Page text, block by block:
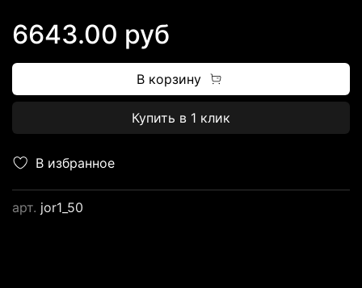
В избранное
арт. jor1_50
Воздушества, после
релиза которых началась
сникермания. Именно
Майкл считается
родоначальником
лайфстайл-моды на
6643.00 руб
В корзину
Купить в 1 клик